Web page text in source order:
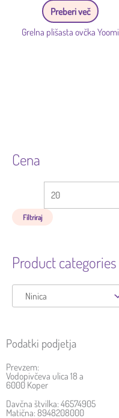
Cena
Filtriraj
Product categories
Preberi več
Grelna plišasta ovčka Yoomi
Podatki podjetja
Prevzem:
Vodopivčeva ulica 18 a
6000 Koper
Davčna štvilka: 46574905
Matična: 8948208000